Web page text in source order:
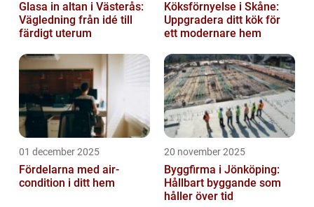
Glasa in altan i Västerås:
Vägledning från idé till
färdigt uterum
Köksförnyelse i Skåne:
Uppgradera ditt kök för
ett modernare hem
01 december 2025
Fördelarna med air-
condition i ditt hem
20 november 2025
Byggfirma i Jönköping:
Hållbart byggande som
håller över tid